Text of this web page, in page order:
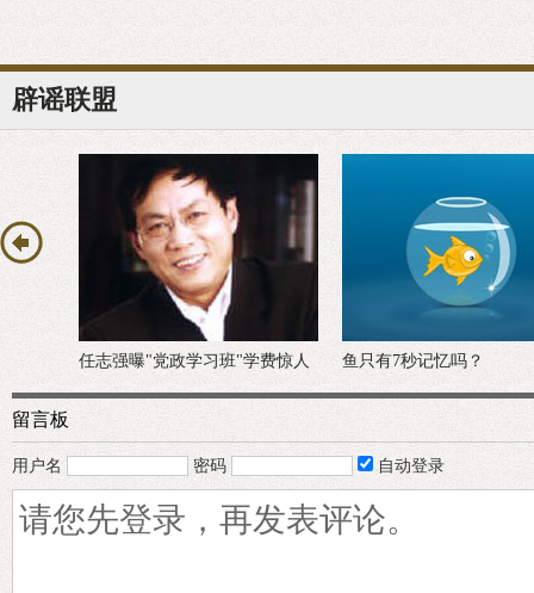
辟谣联盟
任志强曝"党政学习班"学费惊人 鱼只有7秒记忆吗？
留言板
用户名 密码 自动登录